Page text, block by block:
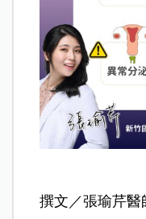
撰文／張瑜芹醫